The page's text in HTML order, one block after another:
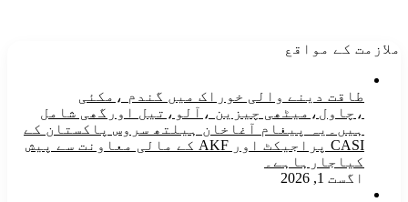
ملازمت کے مواقع
طاقت دینے والی خوراک میں گندم ،مکئی
،چاول،میٹھی چیزین ،آلو،تیل اورگھی شامل
ہیں۔یہ پیغام آغاخان ہیلتھ سروس پاکستان کے
CASI پراجیکٹ اور AKF کے مالی معاونت سے پیش
کیاجارہاہے۔
اگست 1, 2026